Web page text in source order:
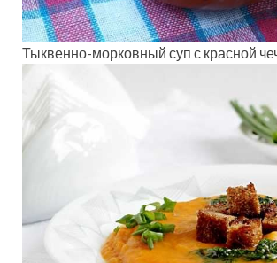
Тыквенно-морковный суп с красной